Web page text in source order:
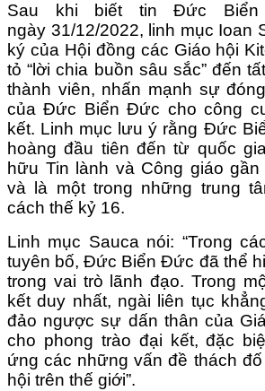
Sau khi biết tin Đức
ngày 31/12/2022, linh mục Ioan
ký của Hội đồng các Giáo hội
tỏ “lời chia buồn sâu sắc” đến
thành viên, nhấn mạnh sự
của Đức Biển Đức cho công
kết. Linh mục lưu ý rằng Đức
hoàng đầu tiên đến từ quốc
hữu Tin lành và Công giáo
và là một trong những trung
cách thế kỷ 16.
Linh mục Sauca nói: “Trong
tuyên bố, Đức Biển Đức đã thể
trong vai trò lãnh đạo. Trong
kết duy nhất, ngài liên tục
đảo ngược sự dấn thân của
cho phong trào đại kết, đặc
ứng các những vấn đề thách
hội trên thế giới”.